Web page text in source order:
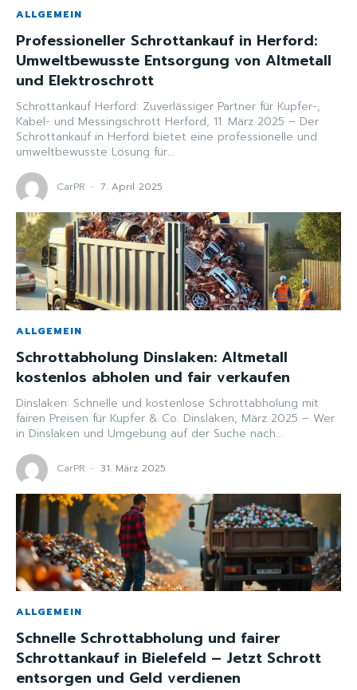
ALLGEMEIN
Professioneller Schrottankauf in Herford:
Umweltbewusste Entsorgung von Altmetall
und Elektroschrott
Schrottankauf Herford: Zuverlässiger Partner für Kupfer-,
Kabel- und Messingschrott Herford, 11. März 2025 – Der
Schrottankauf in Herford bietet eine professionelle und
umweltbewusste Lösung für...
CarPR - 7. April 2025
ALLGEMEIN
Schrottabholung Dinslaken: Altmetall
kostenlos abholen und fair verkaufen
Dinslaken: Schnelle und kostenlose Schrottabholung mit
fairen Preisen für Kupfer & Co. Dinslaken, März 2025 – Wer
in Dinslaken und Umgebung auf der Suche nach...
CarPR - 31. März 2025
ALLGEMEIN
Schnelle Schrottabholung und fairer
Schrottankauf in Bielefeld – Jetzt Schrott
entsorgen und Geld verdienen